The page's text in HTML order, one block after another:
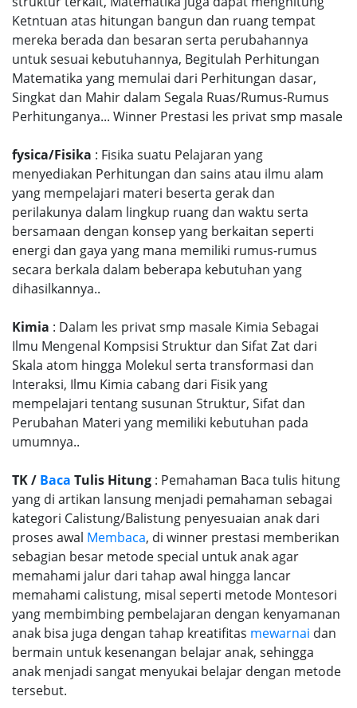
Ketntuan atas hitungan bangun dan ruang tempat
mereka berada dan besaran serta perubahannya
untuk sesuai kebutuhannya, Begitulah Perhitungan
Matematika yang memulai dari Perhitungan dasar,
Singkat dan Mahir dalam Segala Ruas/Rumus-Rumus
Perhitunganya... Winner Prestasi les privat smp masale
fysica/Fisika : Fisika suatu Pelajaran yang
menyediakan Perhitungan dan sains atau ilmu alam
yang mempelajari materi beserta gerak dan
perilakunya dalam lingkup ruang dan waktu serta
bersamaan dengan konsep yang berkaitan seperti
energi dan gaya yang mana memiliki rumus-rumus
secara berkala dalam beberapa kebutuhan yang
dihasilkannya..
Kimia : Dalam les privat smp masale Kimia Sebagai
Ilmu Mengenal Kompsisi Struktur dan Sifat Zat dari
Skala atom hingga Molekul serta transformasi dan
Interaksi, Ilmu Kimia cabang dari Fisik yang
mempelajari tentang susunan Struktur, Sifat dan
Perubahan Materi yang memiliki kebutuhan pada
umumnya..
TK / Baca Tulis Hitung : Pemahaman Baca tulis hitung
yang di artikan lansung menjadi pemahaman sebagai
kategori Calistung/Balistung penyesuaian anak dari
proses awal Membaca, di winner prestasi memberikan
sebagian besar metode special untuk anak agar
memahami jalur dari tahap awal hingga lancar
memahami calistung, misal seperti metode Montesori
yang membimbing pembelajaran dengan kenyamanan
anak bisa juga dengan tahap kreatifitas mewarnai dan
bermain untuk kesenangan belajar anak, sehingga
anak menjadi sangat menyukai belajar dengan metode
tersebut.